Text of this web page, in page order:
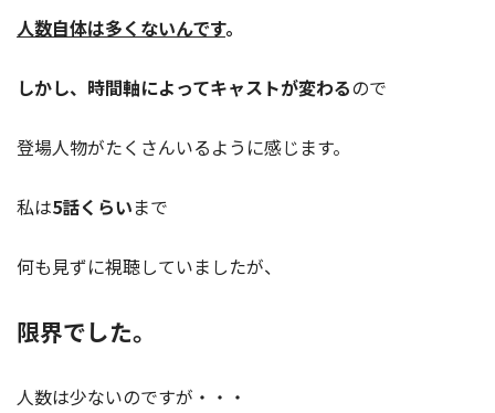
人数自体は多くないんです。
しかし、時間軸によってキャストが変わるので
登場人物がたくさんいるように感じます。
私は5話くらいまで
何も見ずに視聴していましたが、
限界でした。
人数は少ないのですが・・・